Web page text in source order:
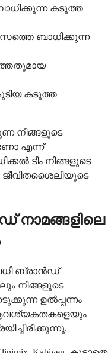
കടുത്ത
ബാധിക്കുന്ന
കടുത്ത
നിങ്ങളുടെ
എന്ന്
ടീം നിങ്ങളുടെ
ബ്രാൻഡ്
നിങ്ങളുടെ
ഉൽപ്പന്നം